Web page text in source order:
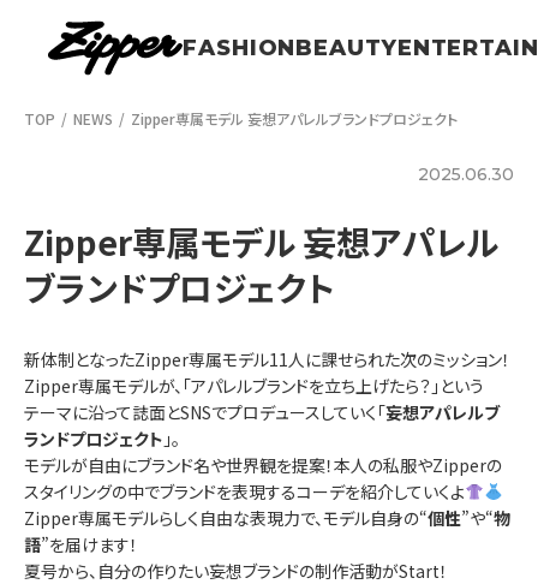
FASHIONBEAUTY
TOP NEWS Zipper専属モデル 妄想アパレルブランドプロジェクト
2025.06.30
Zipper専属モデル 妄想アパレル
ブランドプロジェクト
新体制となったZipper専属モデル11人に課せられた次のミッション！
Zipper専属モデルが、「アパレルブランドを立ち上げたら？」という
テーマに沿って誌面とSNSでプロデュースしていく「妄想アパレルブ
ランドプロジェクト 」。
モデルが自由にブランド名や世界観を提案！本人の私服やZipperの
スタイリングの中でブランドを表現するコーデを紹介していくよ
Zipper専属モデルらしく自由な表現力で、モデル自身の“個性”や“物
語”を届けます！
夏号から、自分の作りたい妄想ブランドの制作活動がStart！